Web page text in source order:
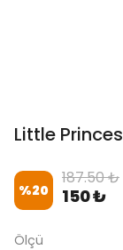
Little
%20
187.50 ₺
150 ₺
Ölçü